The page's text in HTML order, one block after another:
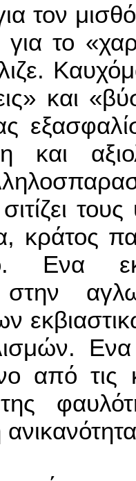
τον
το
και
και
κράτος
Eνα
στην
από τις